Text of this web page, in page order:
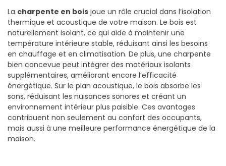
La charpente en bois joue un rôle crucial dans l’isolation
thermique et acoustique de votre maison. Le bois est
naturellement isolant, ce qui aide à maintenir une
température intérieure stable, réduisant ainsi les besoins
en chauffage et en climatisation. De plus, une charpente
bien concevue peut intégrer des matériaux isolants
supplémentaires, améliorant encore l’efficacité
énergétique. Sur le plan acoustique, le bois absorbe les
sons, réduisant les nuisances sonores et créant un
environnement intérieur plus paisible. Ces avantages
contribuent non seulement au confort des occupants,
mais aussi à une meilleure performance énergétique de la
maison.